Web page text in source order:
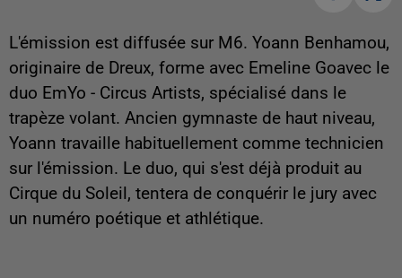
L'émission est diffusée sur M6. Yoann Benhamou,
originaire de Dreux, forme avec Emeline Goavec le
duo EmYo - Circus Artists, spécialisé dans le
trapèze volant. Ancien gymnaste de haut niveau,
Yoann travaille habituellement comme technicien
sur l'émission. Le duo, qui s'est déjà produit au
Cirque du Soleil, tentera de conquérir le jury avec
un numéro poétique et athlétique.